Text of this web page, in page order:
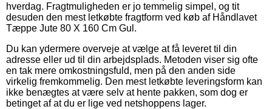
hverdag. Fragtmuligheden er jo temmelig simpel, og tit
desuden den mest letkøbte fragtform ved køb af Håndlavet
Tæppe Jute 80 X 160 Cm Gul.
Du kan ydermere overveje at vælge at få leveret til din
adresse eller ud til din arbejdsplads. Metoden viser sig ofte
en tak mere omkostningsfuld, men på den anden side
virkelig fremkommelig. Den mest letkøbte leveringsform kan
ikke benægtes at være selv at hente pakken, som dog er
betinget af at du er lige ved netshoppens lager.